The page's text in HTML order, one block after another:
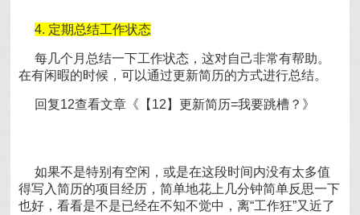
4. 定期总结工作状态
每几个月总结一下工作状态，这对自己非常有帮助。
在有闲暇的时候，可以通过更新简历的方式进行总结。
回复12查看文章《【12】更新简历=我要跳槽？》
如果不是特别有空闲，或是在这段时间内没有太多值
得写入简历的项目经历，简单地花上几分钟简单反思一下
也好，看看是不是已经在不知不觉中，离“工作狂”又近了